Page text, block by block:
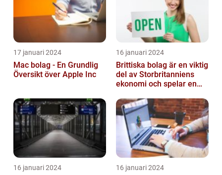
17 januari 2024
Mac bolag - En Grundlig
Översikt över Apple Inc
16 januari 2024
Brittiska bolag är en viktig
del av Storbritanniens
ekonomi och spelar en
landets...
16 januari 2024 16 januari 2024